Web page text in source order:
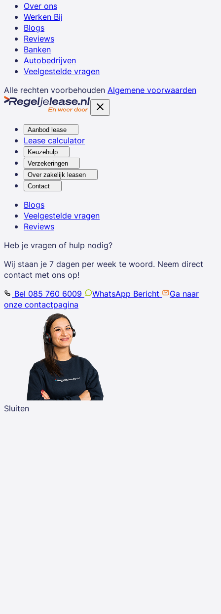
Over ons
Werken Bij
Blogs
Reviews
Banken
Autobedrijven
Veelgestelde vragen
Alle rechten voorbehouden Algemene voorwaarden
Aanbod lease
Lease calculator
Keuzehulp
Verzekeringen
Over zakelijk leasen
Contact
Blogs
Veelgestelde vragen
Reviews
Heb je vragen of hulp nodig?
Wij staan je 7 dagen per week te woord. Neem direct
contact met ons op!
Bel 085 760 6009
WhatsApp Bericht
Ga naar
onze contactpagina
Sluiten